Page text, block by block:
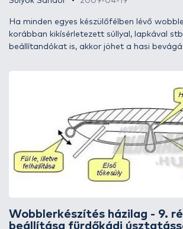
Ha minden egyes készülőfélben lévő
korábban kikísérletezett súllyal, lapkával
beállítandókat is, akkor jöhet a hasi
víz- és ütésálló testben, a díszítő festés
Wobblerkészítés házilag - 9.
beállítása fürdőkádi